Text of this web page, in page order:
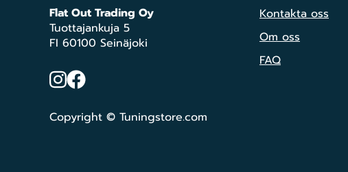
Flat Out Trading Oy
Tuottajankuja 5
FI 60100 Seinäjoki
Instagram
Facebook
Kontakta oss
Om oss
FAQ
Copyright © Tuningstore.com